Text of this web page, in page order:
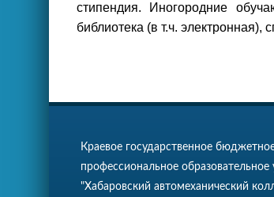
стипендия. Иногородние
библиотека (в т.ч.
Краевое государственное
профессиональное
"Хабаровский автомеханический